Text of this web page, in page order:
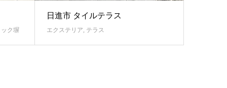
ク塀
日進市 タイルテラス
エクステリア, テラス